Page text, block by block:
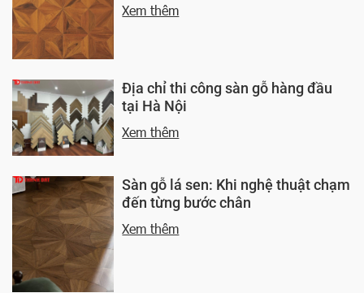
Xem thêm
Địa chỉ thi công sàn gỗ hàng đầu
tại Hà Nội
Xem thêm
Sàn gỗ lá sen: Khi nghệ thuật chạm
đến từng bước chân
Xem thêm